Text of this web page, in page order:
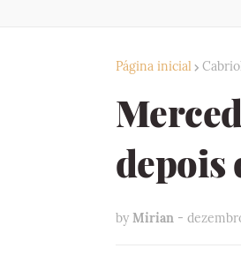
Página inicial
depois
by Mirian -